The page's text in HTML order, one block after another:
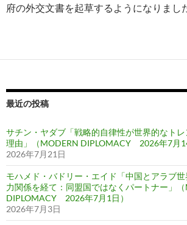
府の外交文書を起草するようになりまし
最近の投稿
サチン・ヤダブ「戦略的自律性が世界的なト
理由」（MODERN DIPLOMACY 2026年7月
2026年7月21日
モハメド・バドリー・エイド「中国とアラブ
力関係を経て：同盟国ではなくパートナー」
DIPLOMACY 2026年7月1日）
2026年7月3日